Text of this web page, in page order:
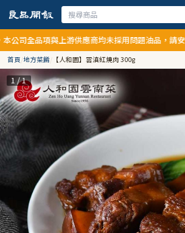
與上游供應商均未採用問題油品，請安心購買食用
首頁/地方菜餚/ 【人和園】雲滇紅燒肉 300g
1 / 1